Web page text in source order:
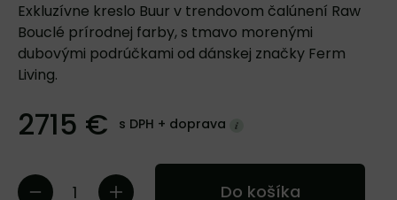
Exkluzívne kreslo Buur v trendovom čalúnení Raw
Bouclé prírodnej farby, s tmavo morenými
dubovými podrúčkami od dánskej značky Ferm
Living.
2715 € s DPH + doprava
Do košíka